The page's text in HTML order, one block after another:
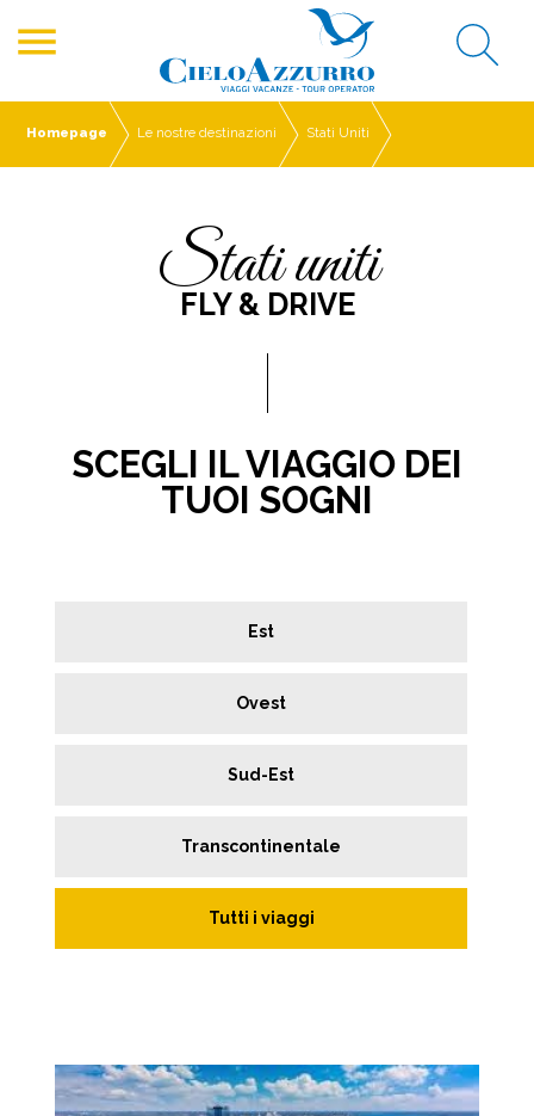
menu
Homepage Le nostre destinazioni Stati Uniti
stati uniti
FLY & DRIVE
SCEGLI IL VIAGGIO DEI
TUOI SOGNI
Est
Ovest
Sud-Est
Transcontinentale
Tutti i viaggi